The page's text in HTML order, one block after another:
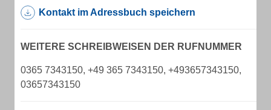
Kontakt im Adressbuch speichern
WEITERE SCHREIBWEISEN DER RUFNUMMER
0365 7343150, +49 365 7343150, +493657343150,
03657343150